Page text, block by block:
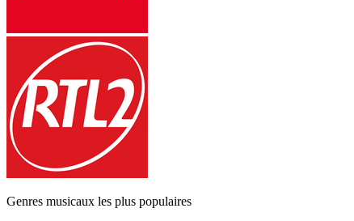
Genres musicaux les plus populaires